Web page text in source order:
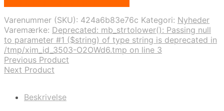
Varenummer (SKU): 424a6b83e76c Kategori: Nyheder
Varemærke: Deprecated: mb_strtolower(): Passing null
to parameter #1 ($string) of type string is deprecated in
/tmp/xim_id_3503-O2OWd6.tmp on line 3
Previous Product
Next Product
Beskrivelse